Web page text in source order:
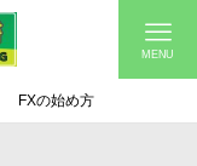
MENU
FXの始め方